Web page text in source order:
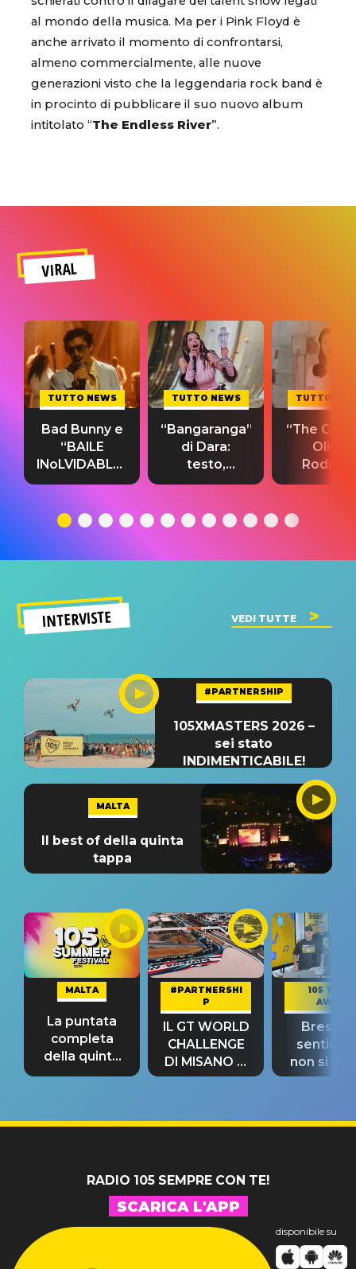
al mondo della musica. Ma per i Pink Floyd è
anche arrivato il momento di confrontarsi,
almeno commercialmente, alle nuove
generazioni visto che la leggendaria rock band è
in procinto di pubblicare il suo nuovo album
intitolato “The Endless River”.
VIRAL
TUTTO NEWS
Bad Bunny e
“BAILE
INoLVIDABLE”:
testo,
significato
TUTTO NEWS
“Bangaranga”
di Dara:
testo,
traduzione e
del singolo
TUTTO
“The
Olivia
testo,
INTERVISTE VEDI TUTTE
#PARTNERSHIP
105XMASTERS 2026 –
sei stato
INDIMENTICABILE!
MALTA
Il best of della quinta
tappa
MALTA
La puntata
completa
della quinta
tappa
#PARTNERSHI
P
IL GT WORLD
CHALLENGE
DI MISANO si
riconferma
105 TAKE
AWAY
Bresh:
non si
fino alla
RADIO 105 SEMPRE CON TE!
SCARICA L'APP
disponibile su